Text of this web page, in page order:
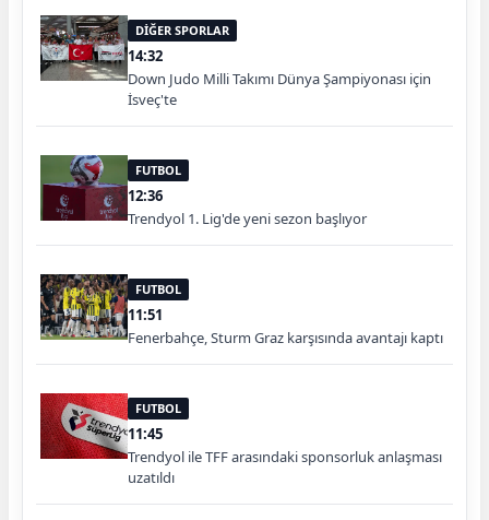
DİĞER SPORLAR
14:32
Down Judo Milli Takımı Dünya Şampiyonası için
İsveç'te
FUTBOL
12:36
Trendyol 1. Lig'de yeni sezon başlıyor
FUTBOL
11:51
Fenerbahçe, Sturm Graz karşısında avantajı kaptı
FUTBOL
11:45
Trendyol ile TFF arasındaki sponsorluk anlaşması
uzatıldı